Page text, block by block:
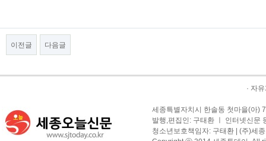
이전글 다음글
· 자
세종특별자치시 한솔동 첫마을(아)
발행,편집인: 구태환 ㅣ 인터넷신
청소년보호책임자: 구태환 | (주)세